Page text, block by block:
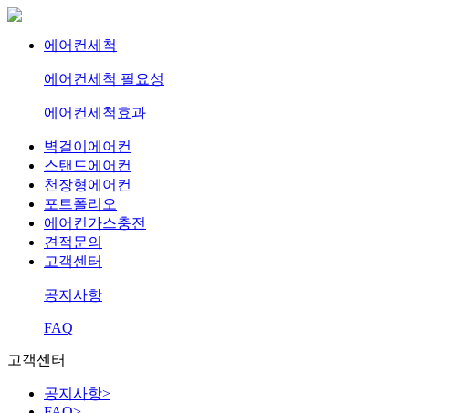
에어컨세척
에어컨세척 필요성
에어컨세척효과
벽걸이에어컨
스탠드에어컨
천장형에어컨
포트폴리오
에어컨가스충전
견적문의
고객센터
공지사항
FAQ
고객센터
공지사항>